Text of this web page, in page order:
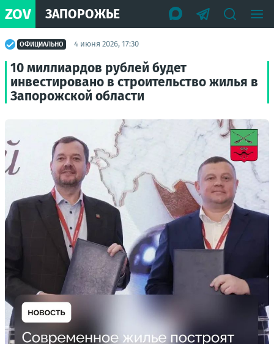
ZOV ЗАПОРОЖЬЕ
ОФИЦИАЛЬНО 4 июня 2026, 17:30
10 миллиардов рублей будет
инвестировано в строительство жилья в
Запорожской области